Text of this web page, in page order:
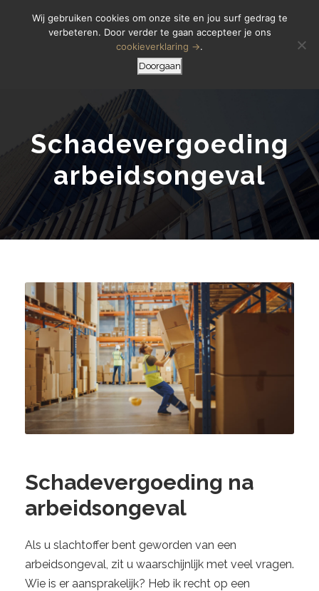
Letselschade Melden 06 14 200 440
Schadevergoeding
arbeidsongeval
Schadevergoeding na
arbeidsongeval
Als u slachtoffer bent geworden van een
arbeidsongeval, zit u waarschijnlijk met veel vragen.
Wie is er aansprakelijk? Heb ik recht op een
Wij gebruiken cookies om onze site en jou surf gedrag te
verbeteren. Door verder te gaan accepteer je ons
cookieverklaring →.
Doorgaan